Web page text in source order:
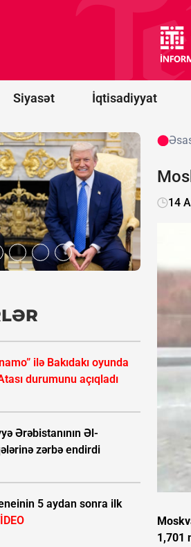
Siyasət İqtisadiyyat
ABŞ-
ilə Bakıdakı oyunda
durumunu açıqladı
Ərəbistanının Əl-
zərbə endirdi
5 aydan sonra ilk
14
1,701